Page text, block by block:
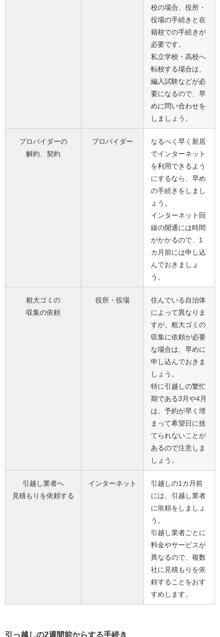
校の場合、役所・
役場の手続きと在
籍校での手続きが
必要です。
私立学校・高校へ
転校する場合は、
編入試験などが必
要になるので、早
めに問い合わせを
しましょう。
プロバイダーの
解約、契約
プロバイダー
なるべく早く新居
でインターネット
を利用できるよう
にするなら、早め
の手続きをしまし
ょう。
インターネット回
線の開通には時間
がかかるので、1
カ月前には申し込
んでおきましょ
う。
粗大ゴミの
収集の依頼
役所・役場
住んでいる自治体
によって異なりま
すが、粗大ゴミの
収集に依頼が必要
な場合は、早めに
申し込んでおきま
しょう。
特に引越しの繁忙
期である3月や4月
は、予約が早く埋
まって希望日に捨
てられないことが
あるので注意しま
しょう。
引越し業者へ
見積もりを依頼する
インターネット
引越しの1カ月前
には、引越し業者
に依頼をしましょ
う。
引越し業者ごとに
料金やサービスが
異なるので、複数
社に見積もりを依
頼することをおす
すめします。
引っ越しの2週間前からする手続き